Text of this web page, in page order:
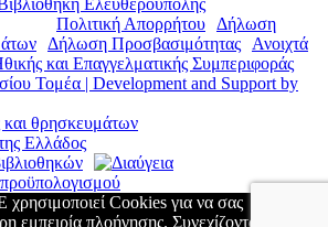
Πολιτική Απορρήτου
Δήλωση
Δήλωση Προσβασιμότητας
Ανοιχτά
και Επαγγελματικής Συμπεριφοράς
Τομέα | Development and Support by
Cookies για να σας
εμπειρία πλοήγησης. Συνεχίζοντας την